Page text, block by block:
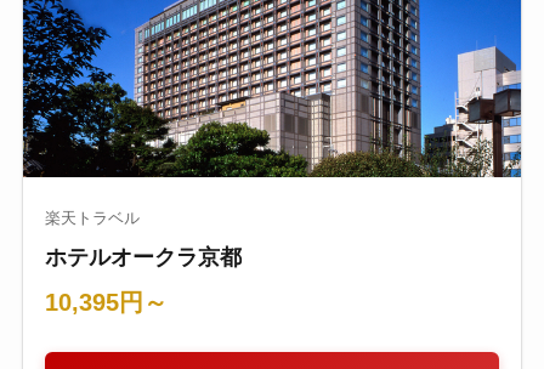
楽天トラベル
ホテルオークラ京都
10,395円～